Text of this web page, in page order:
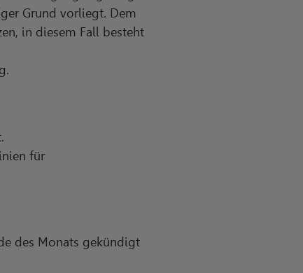
Grund vorliegt. Dem
in diesem Fall besteht
für
des Monats gekündigt